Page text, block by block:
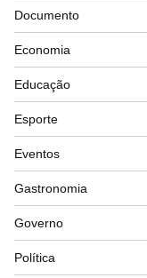
Documento
Economia
Educação
Esporte
Eventos
Gastronomia
Governo
Política